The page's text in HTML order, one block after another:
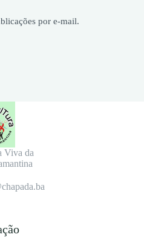
por e-mail.
Viva da